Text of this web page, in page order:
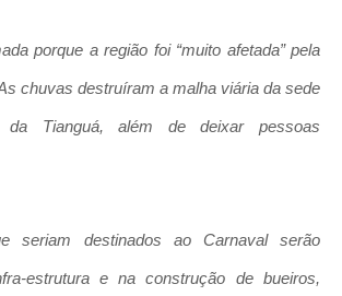
porque a região foi “muito afetada” pela
chuvas destruíram a malha viária da sede
Tianguá, além de deixar pessoas
seriam destinados ao Carnaval serão
estrutura e na construção de bueiros,